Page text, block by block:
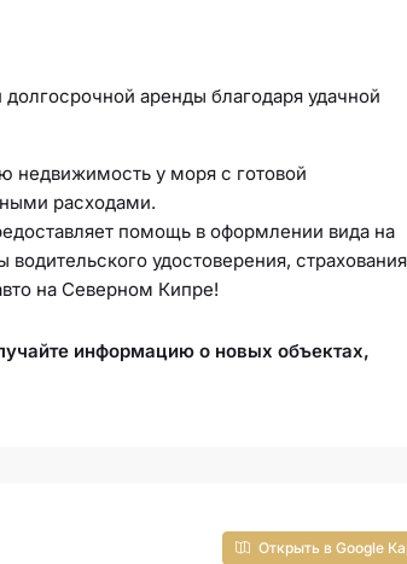
аренды благодаря удачной
недвижимость у моря с готовой
расходами.
помощь в оформлении вида на
водительского удостоверения, страхования
на Северном Кипре!
информацию о новых объектах,
Открыть в Google